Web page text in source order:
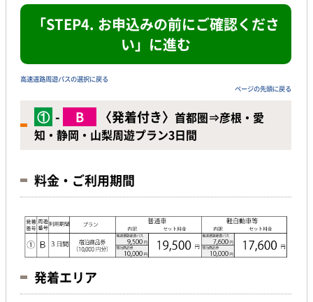
「STEP4. お申込みの前にご確認くださ
い」に進む
高速道路周遊パスの選択に戻る
ページの先頭に戻る
① - B 〈発着付き〉 首都圏⇒彦根・愛
知・静岡・山梨周遊プラン3日間
料金・ご利用期間
発着エリア